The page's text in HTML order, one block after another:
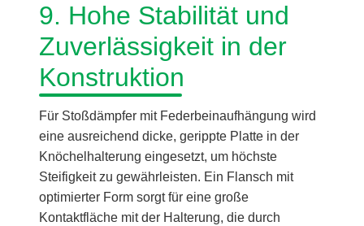
9. Hohe Stabilität und
Zuverlässigkeit in der
Konstruktion
Für Stoßdämpfer mit Federbeinaufhängung wird
eine ausreichend dicke, gerippte Platte in der
Knöchelhalterung eingesetzt, um höchste
Steifigkeit zu gewährleisten. Ein Flansch mit
optimierter Form sorgt für eine große
Kontaktfläche mit der Halterung, die durch